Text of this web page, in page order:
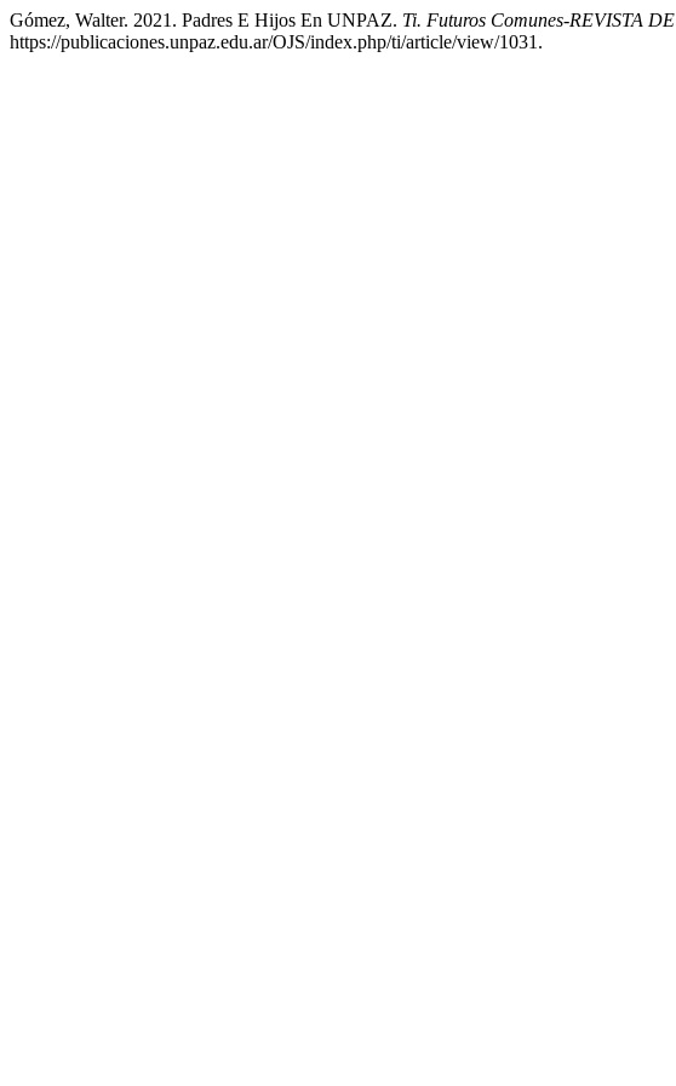
Gómez, Walter. 2021. Padres E Hijos En UNPAZ. Ti. Futuros Comunes-REVISTA
https://publicaciones.unpaz.edu.ar/OJS/index.php/ti/article/view/1031.